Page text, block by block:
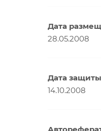
Дата
28.05.2008
Дата
14.10.2008